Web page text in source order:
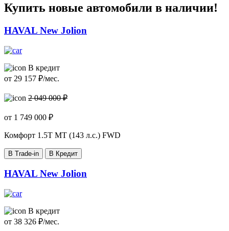
Купить новые автомобили в наличии!
HAVAL New Jolion
В кредит
от 29 157 ₽/мес.
2 049 000 ₽
от 1 749 000 ₽
Комфорт 1.5T MT (143 л.с.) FWD
В Trade-in В Кредит
HAVAL New Jolion
В кредит
от 38 326 ₽/мес.